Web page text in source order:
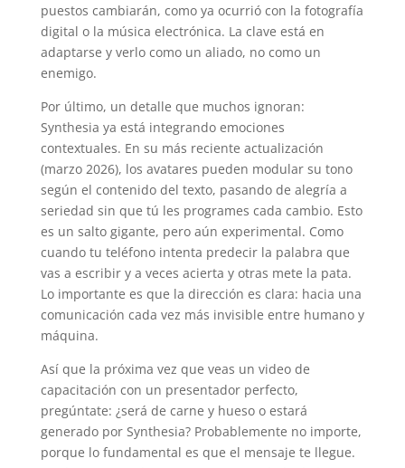
puestos cambiarán, como ya ocurrió con la fotografía
digital o la música electrónica. La clave está en
adaptarse y verlo como un aliado, no como un
enemigo.
Por último, un detalle que muchos ignoran:
Synthesia ya está integrando emociones
contextuales. En su más reciente actualización
(marzo 2026), los avatares pueden modular su tono
según el contenido del texto, pasando de alegría a
seriedad sin que tú les programes cada cambio. Esto
es un salto gigante, pero aún experimental. Como
cuando tu teléfono intenta predecir la palabra que
vas a escribir y a veces acierta y otras mete la pata.
Lo importante es que la dirección es clara: hacia una
comunicación cada vez más invisible entre humano y
máquina.
Así que la próxima vez que veas un video de
capacitación con un presentador perfecto,
pregúntate: ¿será de carne y hueso o estará
generado por Synthesia? Probablemente no importe,
porque lo fundamental es que el mensaje te llegue.